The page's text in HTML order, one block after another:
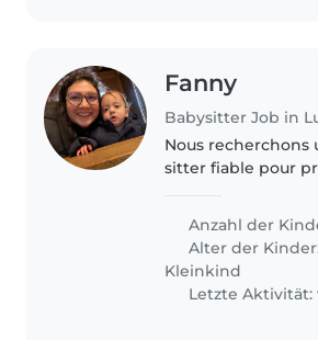
Fanny
Nous recherchons
sitter fiable pour
bébé et un tout-
enfants sont
et affectueux.
Anzahl der
Alter der
Kleinkind
Letzte Aktivität: